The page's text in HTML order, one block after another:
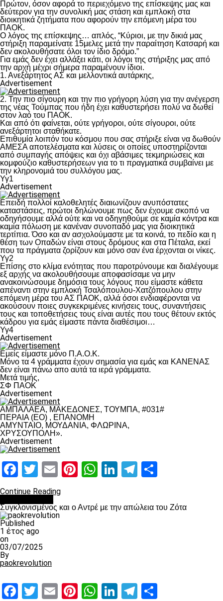
Πρώτον, όσον αφορά το περιεχόμενο της επίσκεψης μας και
δεύτερον για την συνολική μας στάση και εμπλοκή στα
διοικητικά ζητήματα που αφορούν την επόμενη μέρα του
ΠΑΟΚ.
Ο λόγος της επίσκεψης… απλός, “Κύριοι, με την δικιά μας
στήριξη παραμείνατε 15μελες μετά την παραίτηση Κατσαρή και
δεν ακολουθήσατε όλοι τον ίδιο δρόμο.”
Για εμάς δεν έχει αλλάξει κάτι, οι λόγοι της στήριξης μας από
την αρχή μέχρι σήμερα παραμένουν ίδιοι.
1. Ανεξάρτητος ΑΣ και μελλοντικά αυτάρκης,
Advertisement
2. Την πιο σίγουρη και την πιο γρήγορη λύση για την ανέγερση
της νέας Τούμπας που ήδη έχει καθυστερήσει πολύ να δωθεί
στον λαό του ΠΑΟΚ.
Και από ότι φαίνεται, ούτε γρήγοροι, ούτε σίγουροι, ούτε
ανεξάρτητοι σταθήκατε.
Επιθυμία λοιπόν του κόσμου που σας στήριξε είναι να δωθούν
ΑΜΕΣΑ αποτελέσματα και λύσεις οι οποίες υποστηρίζονται
από συμπαγής απόψεις και όχι αβάσιμες τεκμηριώσεις και
κομφούζιο καθυστερήσεων για το τι πραγματικά συμβαίνει με
την κληρονομιά του συλλόγου μας.
Υγ1
Advertisement
Επειδή πολλοί καλοθελητές διαιωνίζουν ανυπόστατες
καταστάσεις, πρώτοι δηλώνουμε πως δεν έχουμε σκοπό να
οδηγήσουμε αλλά ούτε και να οδηγηθούμε σε καμία κόντρα και
καμία πόλωση με κανέναν συνοπαδό μας για διοικητικά
τερτίπια. Όσο και αν ασχολούμαστε με τα κοινά, το πεδίο και η
θέση των Οπαδών είναι στους δρόμους και στα Πέταλα, εκεί
που τα πράγματα ζορίζουν και μόνο σαν ένα έρχονται οι νίκες.
Υγ2
Επίσης στο κλίμα ενότητας που παροτρύνουμε και διαλέγουμε
εξ αρχής να ακολουθήσουμε αποφασίσαμε να μην
ανακοινώσουμε δημόσια τους λόγους που είμαστε κάθετα
απέναντι στην εμπλοκή Τσαλόπουλου-Χατζόπουλου στην
επόμενη μέρα του ΑΣ ΠΑΟΚ, αλλά όσοι ενδιαφέρονται να
ακούσουν ποιες συγκεκριμένες κινήσεις τους, συναντήσεις
τους και τοποθετήσεις τους είναι αυτές που τους θέτουν εκτός
κάδρου για εμάς είμαστε πάντα διαθέσιμοι…
Υγ4
Advertisement
Εμείς είμαστε μόνο Π.Α.Ο.Κ.
Μόνο τα 4 γράμματα έχουν σημασία για εμάς και ΚΑΝΕΝΑΣ
δεν είναι πάνω απο αυτά τα ιερά γράμματα.
Μετά τιμής,
ΣΦ ΠΑΟΚ
Advertisement
ΑΜΠΑΛΑΕΑ, ΜΑΚΕΔΟΝΕΣ, ΤΟΥΜΠΑ, #031#
ΠΕΡΑΙΑ (ΕΟ) , ΕΠΑΝΟΜΗ
ΑΜΥΝΤΑΙΟ, ΜΟΥΔΑΝΙΑ, ΦΛΩΡΙΝΑ,
ΧΡΥΣΟΥΠΟΛΗ».
Advertisement
Facebook
Twitter
EmailPinterest
WhatsApp
LinkedIn
Telegram
Continue Reading
Συγκλονισμένος και ο Αντρέ με την απώλεια του Ζότα
Published
1 έτος ago
on
03/07/2025
By
paokrevolution
Facebook
Twitter
EmailPinterest
WhatsApp
LinkedIn
Telegram